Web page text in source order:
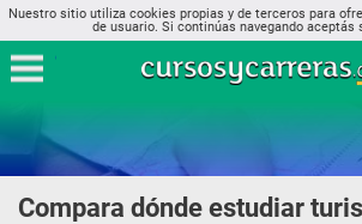
Nuestro sitio utiliza cookies propias y de terceros para
de usuario. Si continúas navegando aceptás
Compara dónde estudiar